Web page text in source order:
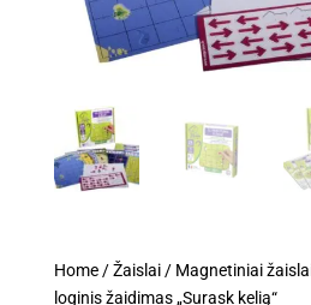
Home/Žaislai/ Magnetiniai
loginis žaidimas „Surask kelią“